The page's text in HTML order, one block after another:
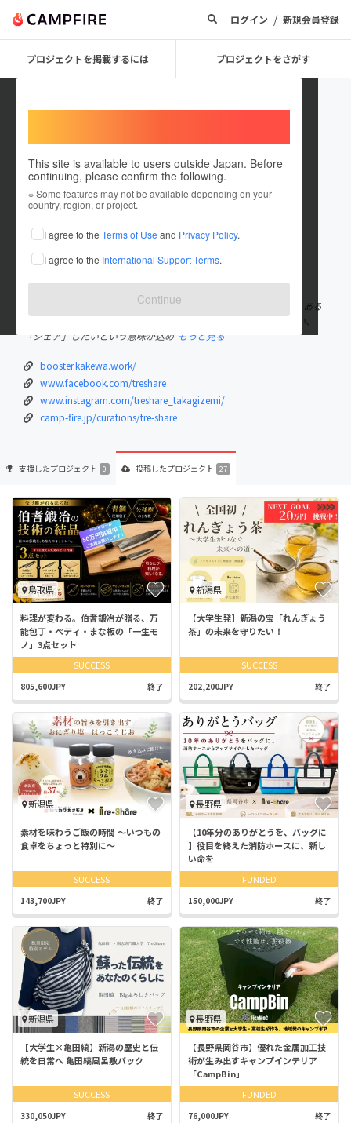
ログイン / 新規会員登録
プロジェクトを掲載するには プロジェクトをさがす
This site is available to users outside Japan. Before
continuing, please confirm the following.
※ Some features may not be available depending on your
country, region, or project.
I agree to the Terms of Use and Privacy Policy.
I agree to the International Support Terms.
Continue
Tre_Share
これまでに27件のプロジェクトを投稿しています
在住国：日本 現在地：未設定
出身国：日本 出身地：未設定
「Treasure」×「Share」＝「Tre-Share」 この名前には、地方にある
「宝物」を、その込められた想いと共に全国の皆様にお届けしたい、
「シェア」したいという意味が込め もっと見る
booster.kakewa.work/
www.facebook.com/treshare
www.instagram.com/treshare_takagizemi/
camp-fire.jp/curations/tre-share
支援したプロジェクト 0 投稿したプロジェクト 27
鳥取県
料理が変わる。伯耆鍛冶が贈る、万
能包丁・ペティ・まな板の「一生モ
ノ」3点セット
SUCCESS
805,600JPY 終了
新潟県
【大学生発】新潟の宝「れんぎょう
茶」の未来を守りたい！
SUCCESS
202,200JPY 終了
新潟県
素材を味わうご飯の時間 ～いつもの
食卓をちょっと特別に～
SUCCESS
143,700JPY 終了
長野県
【10年分のありがとうを、バッグに
】役目を終えた消防ホースに、新し
い命を
FUNDED
150,000JPY 終了
新潟県
【大学生×亀田縞】新潟の歴史と伝
統を日常へ 亀田縞風呂敷バック
SUCCESS
330,050JPY 終了
長野県
【長野県岡谷市】優れた金属加工技
術が生み出すキャンプインテリア
「CampBin」
FUNDED
76,000JPY 終了